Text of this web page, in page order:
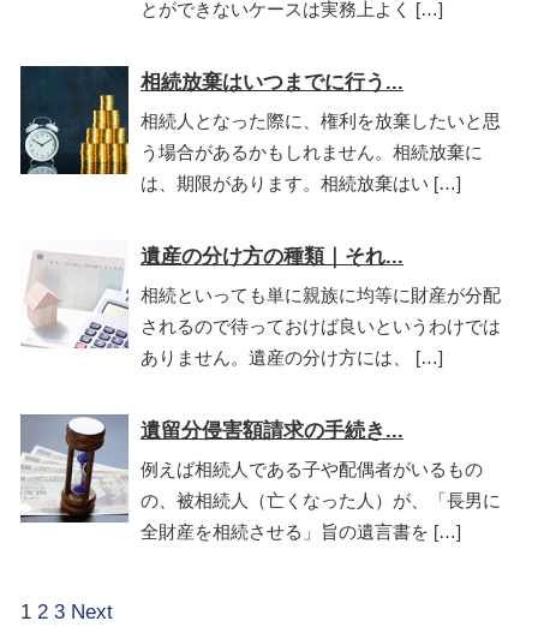
とができないケースは実務上よく […]
相続放棄はいつまでに行う...
相続人となった際に、権利を放棄したいと思
う場合があるかもしれません。相続放棄に
は、期限があります。相続放棄はい […]
遺産の分け方の種類｜それ...
相続といっても単に親族に均等に財産が分配
されるので待っておけば良いというわけでは
ありません。遺産の分け方には、 […]
遺留分侵害額請求の手続き...
例えば相続人である子や配偶者がいるもの
の、被相続人（亡くなった人）が、「長男に
全財産を相続させる」旨の遺言書を […]
1 2 3 Next